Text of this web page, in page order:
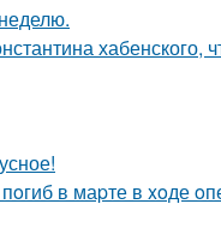
хабенского,
в маpте в xoде